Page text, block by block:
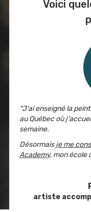
Voici
"J'ai enseigné la
au Québec où
semaine.
Désormaisje me
Academy, mon école
artiste